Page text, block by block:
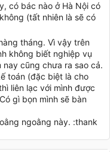
có bác nào ở Hà Nội có
(tất nhiên là sẽ có
tháng. Vì vậy trên
không biết nghiệp vụ
nay cũng chưa ra sao cả.
toán (đặc biệt là cho
liên lạc với mình được
gì bọn mình sẽ bàn
ngoằng này. :thank